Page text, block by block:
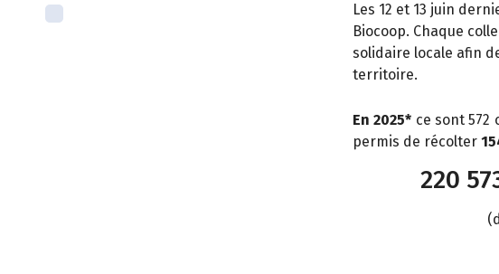
Les 12 et 13 juin
Biocoop. Chaque
solidaire locale afin
territoire.
En 2025* ce sont 572
permis de récolter
220